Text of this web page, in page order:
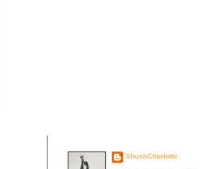
ShushCharlotte